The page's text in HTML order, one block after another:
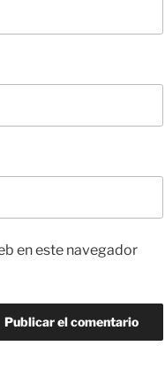
en este navegador